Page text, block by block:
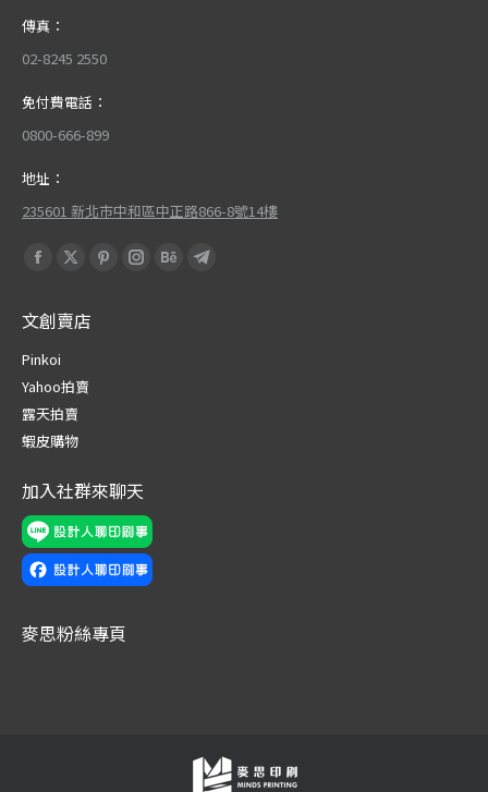
傳真：
02-8245 2550
免付費電話：
0800-666-899
地址：
235601 新北市中和區中正路866-8號14樓
Find us on:
Facebook
opens
in
new
window
X
opens
new
window
PinterestInstagram
BehanceTelegram
文創賣店
Pinkoi
Yahoo拍賣
露天拍賣
蝦皮購物
加入社群來聊天
麥思粉絲專頁